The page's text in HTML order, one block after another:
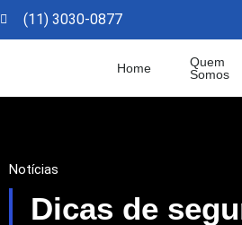
(11) 3030-0877​
Home
Quem
Somos
Notícias
Dicas de